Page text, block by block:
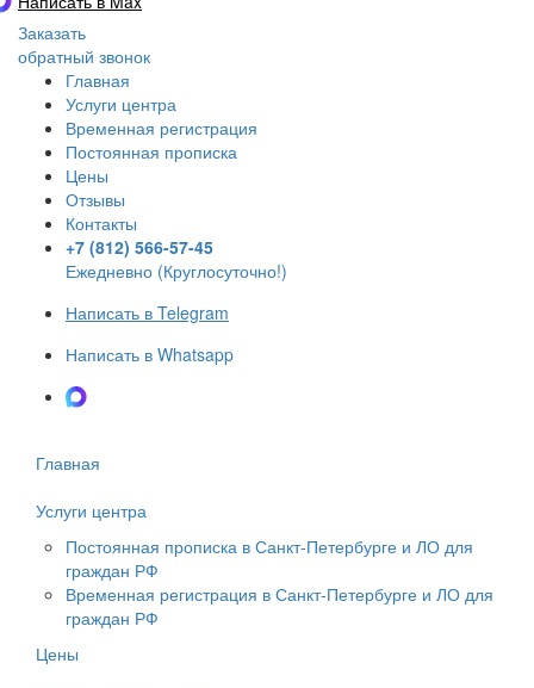
Заказать
обратный звонок
Главная
Услуги центра
Временная регистрация
Постоянная прописка
Цены
Отзывы
Контакты
+7 (812) 566-57-45
Ежедневно (Круглосуточно!)
Написать в Telegram
Написать в Whatsapp
Главная
Услуги центра
Постоянная прописка в Санкт-Петербурге и ЛО для
граждан РФ
Временная регистрация в Санкт-Петербурге и ЛО для
граждан РФ
Цены